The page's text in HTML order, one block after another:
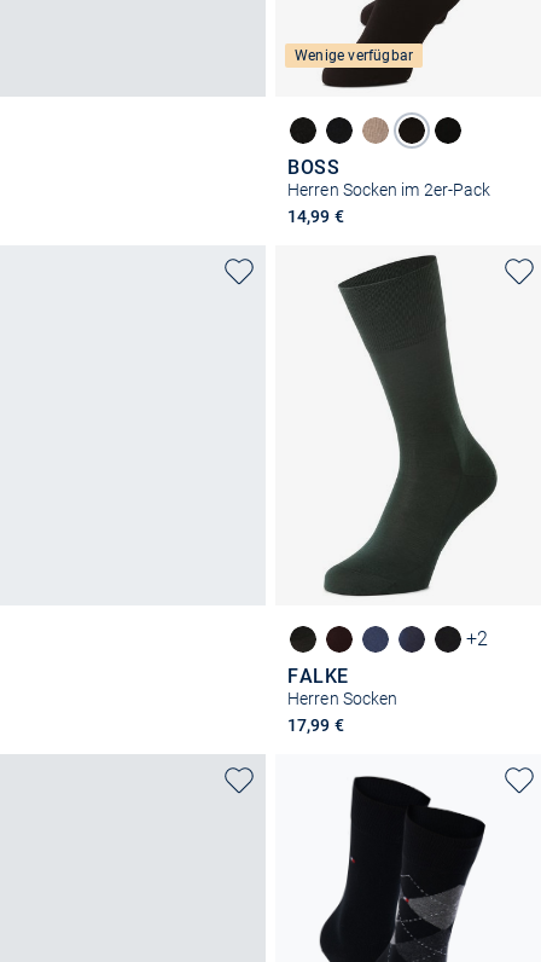
Wenige verfügbar
BOSS
Herren Socken im 2er-Pack
14,99 €
+2
FALKE
Herren Socken
17,99 €